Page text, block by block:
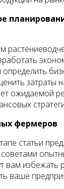
затраты
ожидаемой
фермеров
статьи
советами
вам избежать
ваше